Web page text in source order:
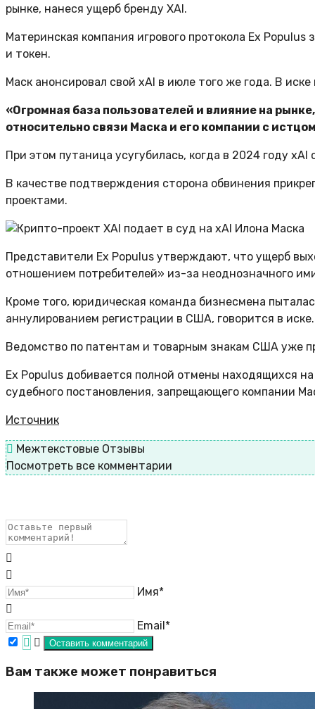
рынке, нанеся ущерб бренду XAI.
Материнская компания игрового протокола Ex
и токен.
Маск анонсировал свой xAI в июле того же года. В
«Огромная база пользователей и влияние на
относительно связи Маска и его компании с
При этом путаница усугубилась, когда в 2024 году
В качестве подтверждения сторона обвинения
проектами.
Представители Ex Populus утверждают, что ущерб
отношением потребителей» из-за неоднозначного
Кроме того, юридическая команда бизнесмена
аннулированием регистрации в США, говорится в иске.
Ведомство по патентам и товарным знакам США уже
Ex Populus добивается полной отмены находящихся
судебного постановления, запрещающего компании
Источник
Межтекстовые Отзывы
Посмотреть все комментарии
Имя*
Email*
Вам также может понравиться